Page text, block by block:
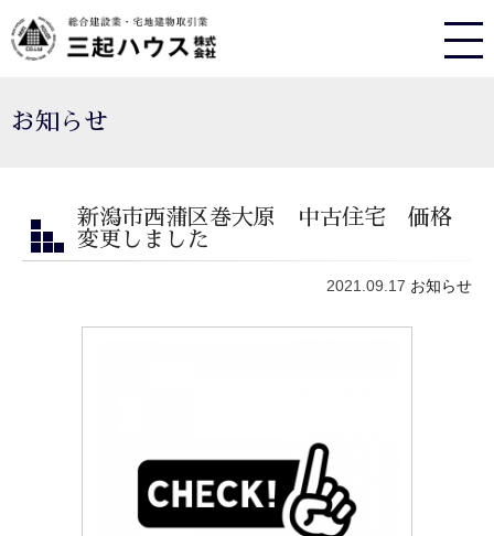
お知らせ
新潟市西蒲区巻大原 中古住宅 価格
変更しました
2021.09.17 お知らせ